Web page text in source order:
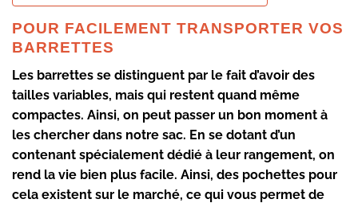
POUR FACILEMENT TRANSPORTER VOS
BARRETTES
Les barrettes se distinguent par le fait d’avoir des
tailles variables, mais qui restent quand même
compactes. Ainsi, on peut passer un bon moment à
les chercher dans notre sac. En se dotant d’un
contenant spécialement dédié à leur rangement, on
rend la vie bien plus facile. Ainsi, des pochettes pour
cela existent sur le marché, ce qui vous permet de